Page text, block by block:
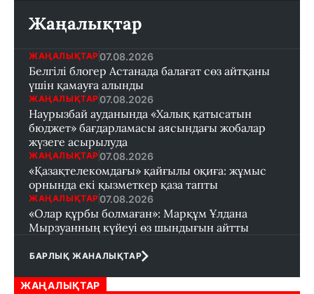
Жаңалықтар
ЖАҢАЛЫҚТАР 07.08.2026
Белгілі блогер Астанада балағат сөз айтқаны
үшін қамауға алынды
ЖАҢАЛЫҚТАР 07.08.2026
Наурызбай ауданында «Халық қатысатын
бюджет» бағдарламасы аясындағы жобалар
жүзеге асырылуда
ЖАҢАЛЫҚТАР 07.08.2026
«Қазақтелекомдағы» қайғылы оқиға: жұмыс
орнында екі қызметкер қаза тапты
ЖАҢАЛЫҚТАР 07.08.2026
«Олар құрбы болмаған»: Марқұм Ұлдана
Мырзуанның күйеуі өз шындығын айтты
БАРЛЫҚ ЖАНАЛЫҚТАР
ЖАҢАЛЫҚТАР